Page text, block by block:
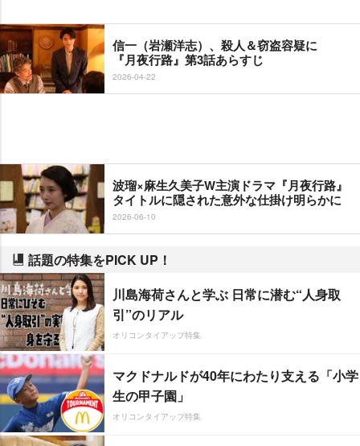
信一（岩瀬洋志）、殺人＆窃盗容疑に
『月夜行路』第3話あらすじ
2026-04-22
波瑠×麻生久美子W主演ドラマ『月夜行路』
タイトルに隠された意外な仕掛け明らかに
2026-06-10
話題の特集をPICK UP！
川島海荷さんと学ぶ 日常に潜む“人身取
引”のリアル
オリコンタイアップ特集
マクドナルドが40年にわたり支える「小学
生の甲子園」
オリコンタイアップ特集